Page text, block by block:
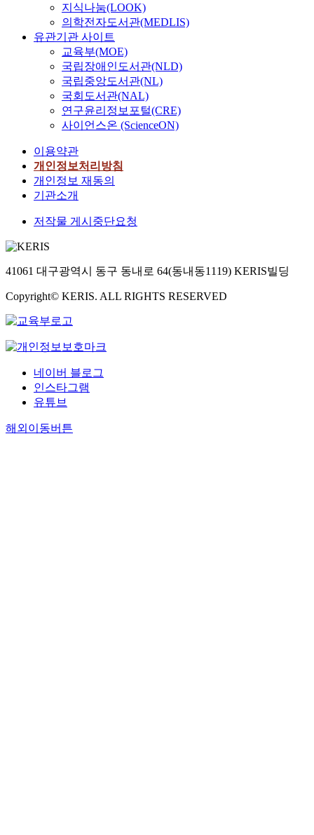
지식나눔(LOOK)
의학전자도서관(MEDLIS)
유관기관 사이트
교육부(MOE)
국립장애인도서관(NLD)
국립중앙도서관(NL)
국회도서관(NAL)
연구윤리정보포털(CRE)
사이언스온 (ScienceON)
이용약관
개인정보처리방침
개인정보 재동의
기관소개
저작물 게시중단요청
41061 대구광역시 동구 동내로 64(동내동1119) KERIS빌딩
Copyright© KERIS. ALL RIGHTS RESERVED
네이버 블로그
인스타그램
유튜브
해외이동버튼